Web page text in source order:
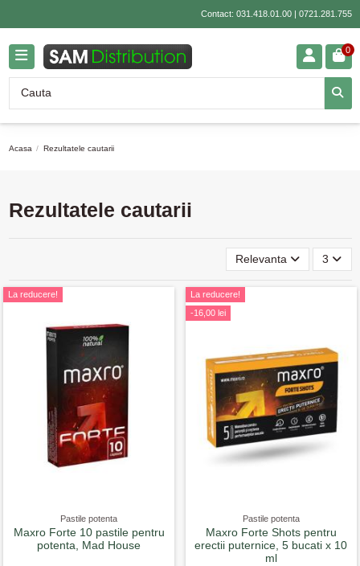
Contact: 031.418.01.00| 0721.281.755
0
Acasa Rezultatele cautarii
Rezultatele cautarii
Relevanta 3
La reducere!
Pastile potenta
Maxro Forte 10 pastile pentru
potenta, Mad House
La reducere!
-16,00 lei
Pastile potenta
Maxro Forte Shots pentru
erectii puternice, 5 bucati x 10
ml